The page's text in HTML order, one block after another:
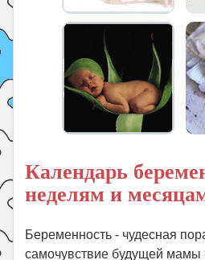
Уроки
Праздники
Психология
Календарь
неделям и
Беременность - чудесная
самочувствие будущей мамы